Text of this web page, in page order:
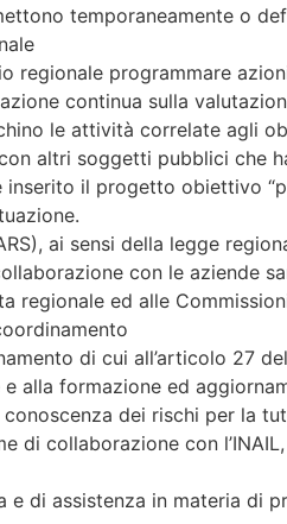
temporaneamente o
regionale programmare
continua sulla
le attività correlate agli
altri soggetti pubblici che
inserito il progetto obiettivo
ai sensi della legge
con le aziende
regionale ed alle
di cui all’articolo 27
e alla formazione ed
dei rischi per la
di collaborazione con
e di assistenza in materia di